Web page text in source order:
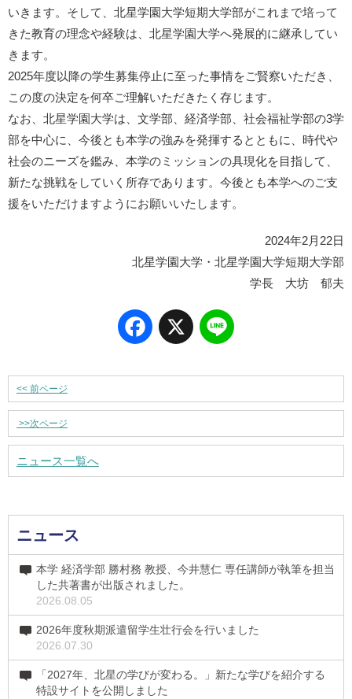
いきます。そして、北星学園大学短期大学部がこれまで培って
きた教育の理念や経験は、北星学園大学へ発展的に継承してい
きます。
2025年度以降の学生募集停止に至った事情をご賢察いただき、
この度の決定を何卒ご理解いただきたく存じます。
なお、北星学園大学は、文学部、経済学部、社会福祉学部の3学
部を中心に、今後とも本学の強みを発揮するとともに、時代や
社会のニーズを鑑み、本学のミッションの具現化を目指して、
新たな挑戦をしていく所存であります。今後とも本学へのご支
援をいただけますようにお願いいたします。
2024年2月22日
北星学園大学・北星学園大学短期大学部
学長 大坊 郁夫
Facebook
X
<< 前ページ
>>次ページ
ニュース一覧へ
ニュース
本学 経済学部 勝村務 教授、今井慧仁 専任講師が執筆を担当
した共著書が出版されました。
2026.08.05
2026年度秋期派遣留学生壮行会を行いました
2026.07.30
「2027年、北星の学びが変わる。」新たな学びを紹介する
特設サイトを公開しました